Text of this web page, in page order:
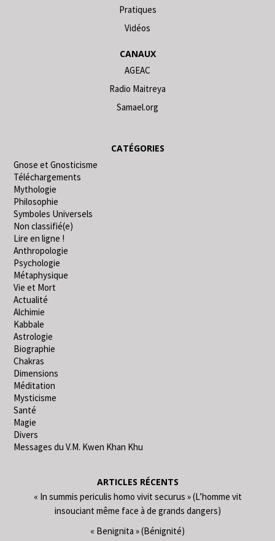
Pratiques
Vidéos
CANAUX
AGEAC
Radio Maitreya
Samael.org
CATÉGORIES
Gnose et Gnosticisme
Téléchargements
Mythologie
Philosophie
Symboles Universels
Non classifié(e)
Lire en ligne !
Anthropologie
Psychologie
Métaphysique
Vie et Mort
Actualité
Alchimie
Kabbale
Astrologie
Biographie
Chakras
Dimensions
Méditation
Mysticisme
Santé
Magie
Divers
Messages du V.M. Kwen Khan Khu
ARTICLES RÉCENTS
« In summis periculis homo vivit securus » (L’homme vit
insouciant même face à de grands dangers)
« Benignita » (Bénignité)